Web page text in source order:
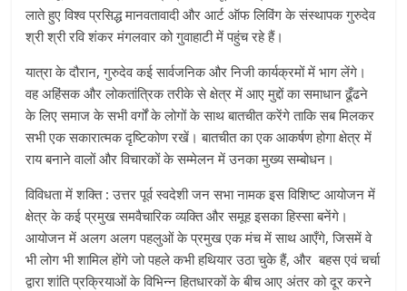
लाते हुए विश्व प्रसिद्ध मानवतावादी और आर्ट ऑफ लिविंग के संस्थापक गुरुदेव
श्री श्री रवि शंकर मंगलवार को गुवाहाटी में पहुंच रहे हैं।
यात्रा के दौरान, गुरुदेव कई सार्वजनिक और निजी कार्यक्रमों में भाग लेंगे।
वह अहिंसक और लोकतांत्रिक तरीके से क्षेत्र में आए मुद्दों का समाधान ढूँढने
के लिए समाज के सभी वर्गों के लोगों के साथ बातचीत करेंगे ताकि सब मिलकर
सभी एक सकारात्मक दृष्टिकोण रखें। बातचीत का एक आकर्षण होगा क्षेत्र में
राय बनाने वालों और विचारकों के सम्मेलन में उनका मुख्य सम्बोधन।
विविधता में शक्ति : उत्तर पूर्व स्वदेशी जन सभा नामक इस विशिष्ट आयोजन में
क्षेत्र के कई प्रमुख समवैचारिक व्यक्ति और समूह इसका हिस्सा बनेंगे।
आयोजन में अलग अलग पहलुओं के प्रमुख एक मंच में साथ आएँगे, जिसमें वे
भी लोग भी शामिल होंगे जो पहले कभी हथियार उठा चुके हैं, और बहस एवं चर्चा
द्वारा शांति प्रक्रियाओं के विभिन्न हितधारकों के बीच आए अंतर को दूर करने